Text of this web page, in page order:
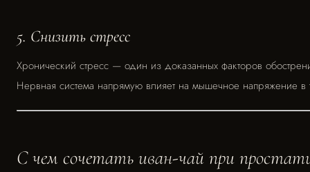
5. Снизить стресс
Хронический стресс — один из доказанных факторов
Нервная система напрямую влияет на мышечное напряжение в
С чем сочетать иван-чай при